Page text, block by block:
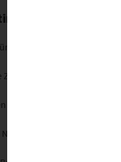
auf deine
Akzente im Flur
oder Eingangsbereichen